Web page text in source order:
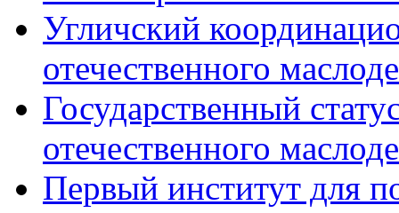
Угличский
отечественного
Государственный
отечественного
Первый институт для